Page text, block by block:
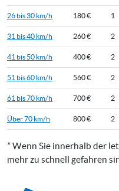
26 bis 30 km/h 180 € 1
31 bis 40 km/h 260 € 2
41 bis 50 km/h 400 € 2
51 bis 60 km/h 560 € 2
61 bis 70 km/h 700 € 2
Über 70 km/h 800 € 2
* Wenn Sie innerhalb der
mehr zu schnell gefahren